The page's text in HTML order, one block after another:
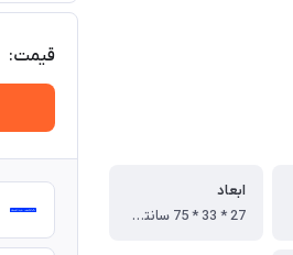
ابعاد
27 * 33 * 75 سانتی متر
قیمت: